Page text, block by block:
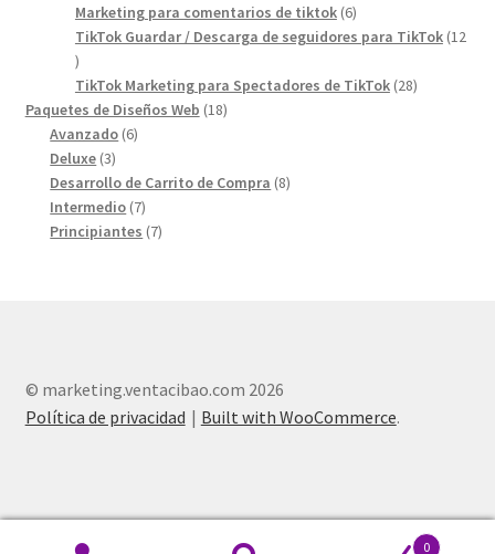
products
Marketing para comentarios de tiktok 66
products
TikTok Guardar / Descarga de seguidores para TikTok 12
12
products
TikTok Marketing para Spectadores de TikTok 2828
Paquetes de Diseños Web 1818
Avanzado 66
Deluxe 33
products
Desarrollo de Carrito de Compra 88
Intermedio 77
products
Principiantes 77
© marketing.ventacibao.com 2026
Política de privacidad
Built with WooCommerce.
0